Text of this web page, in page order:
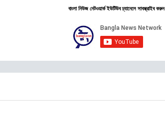
বাংলা নিউজ নেটওয়ার্ক ইউটিউব চ্যানেলে সাবস্ক্রাইব করুন